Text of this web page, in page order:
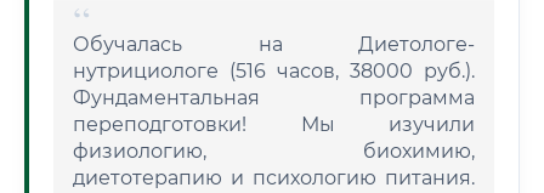
Обучалась на Диетологе-
нутрициологе (516 часов, 38000 руб.).
Фундаментальная программа
переподготовки! Мы изучили
физиологию, биохимию,
диетотерапию и психологию питания.